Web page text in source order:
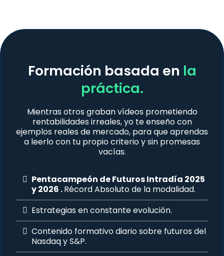
Formación basada en la
práctica.
Mientras otros graban vídeos prometiendo
rentabilidades irreales, yo te enseño con
ejemplos reales de mercado, para que aprendas
a leerlo con tu propio criterio y sin promesas
vacías.
Pentacampeón de Futuros Intradía 2025
y 2026 .Récord Absoluto de la modalidad.
Estrategias en constante evolución.
Contenido formativo diario sobre futuros del
Nasdaq y S&P.